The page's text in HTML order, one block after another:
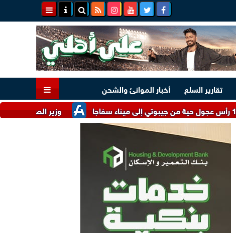
تقارير السلع
أخبار الموانئ والشحن
وزير الصناعة يُناقش مع